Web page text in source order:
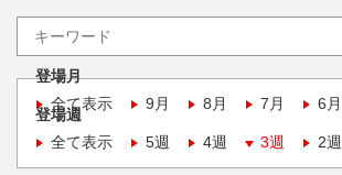
登場月
全て表示
9月 8月 7月 6月
登場週
全て表示
5週 4週 3週 2週